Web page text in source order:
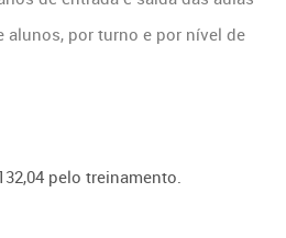
alunos, por turno e por nível de
pelo treinamento.